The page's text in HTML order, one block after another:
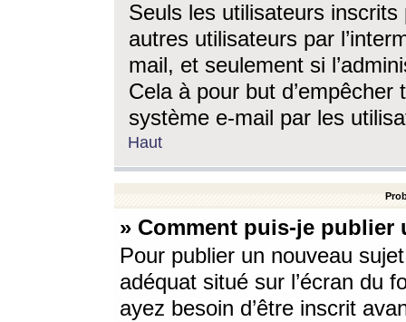
Seuls les utilisateurs
autres utilisateurs par
mail, et seulement si
Cela à pour but
système e-mail par les
Haut
» Comment puis-je
Pour publier un nouveau
adéquat situé sur l’écran du
ayez besoin d’être inscrit